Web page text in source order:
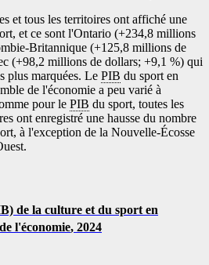
et tous les territoires ont affiché une
et ce sont l'Ontario (+234,8 millions
Britannique (+125,8 millions de
(+98,2 millions de dollars; +9,1 %) qui
plus marquées. Le PIB du sport en
de l'économie a peu varié à
pour le PIB du sport, toutes les
ont enregistré une hausse du nombre
à l'exception de la Nouvelle-Écosse
de la culture et du sport en
l'économie, 2024